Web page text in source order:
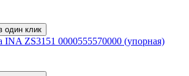
один клик
INA ZS3151 0000555570000 (упорная)